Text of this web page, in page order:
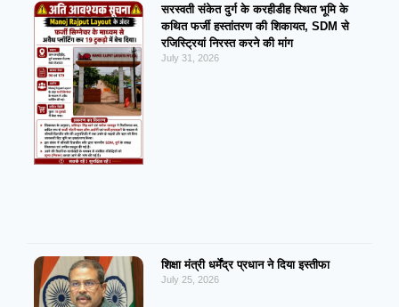
सरस्वती संकेत दुर्ग के करहीडीह स्थित भूमि के
कथित फर्जी हस्तांतरण की शिकायत, SDM से
रजिस्ट्रियां निरस्त करने की मांग
July 31, 2026
शिक्षा मंत्री धर्मेंद्र प्रधान ने दिया इस्तीफा
July 25, 2026